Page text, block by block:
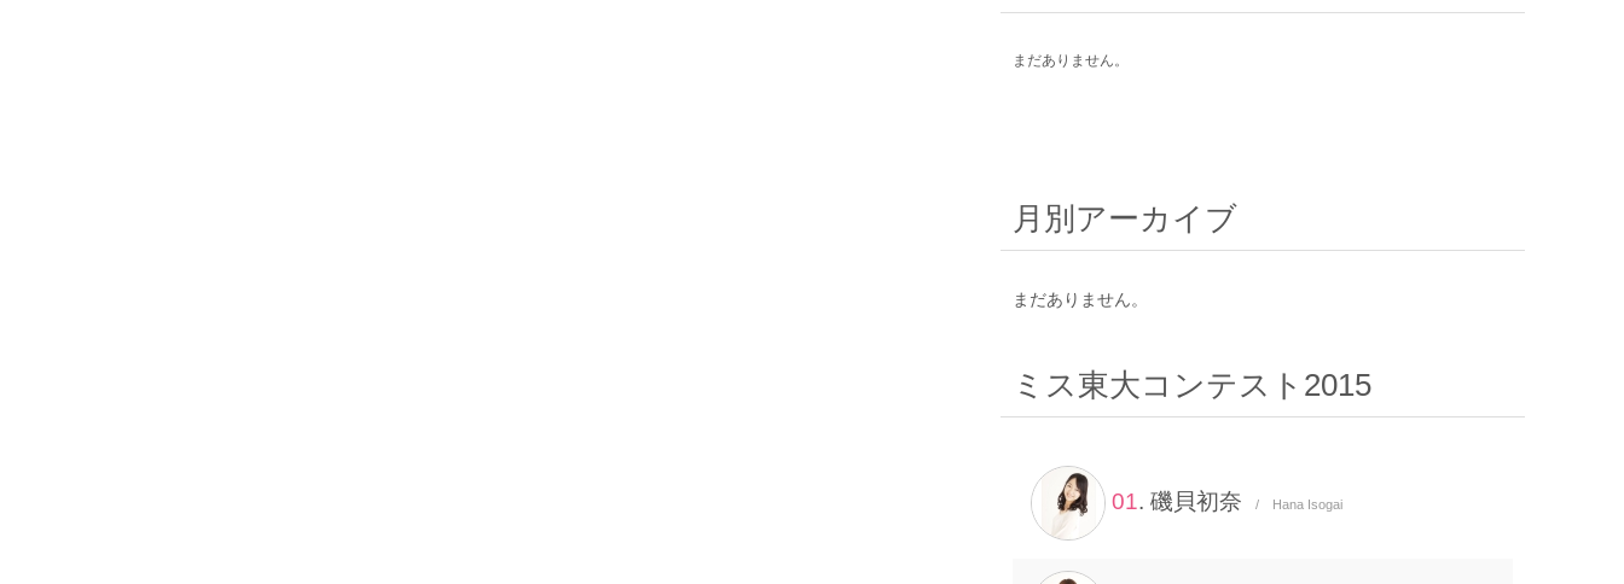
まだありません。
月別アーカイブ
まだありません。
ミス東大コンテスト2015
01. 磯貝初奈 / Hana Isogai